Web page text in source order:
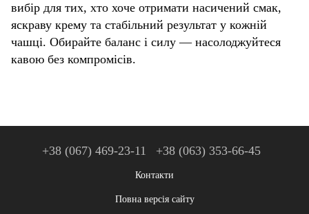
вибір для тих, хто хоче отримати насичений смак,
яскраву крему та стабільний результат у кожній
чашці. Обирайте баланс і силу — насолоджуйтеся
кавою без компромісів.
+38 (067) 469-23-11 +38 (063) 353-66-45
Контакти
Повна версія сайту